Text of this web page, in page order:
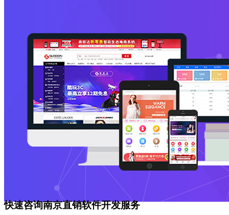
快速咨询南京直销软件开发服务